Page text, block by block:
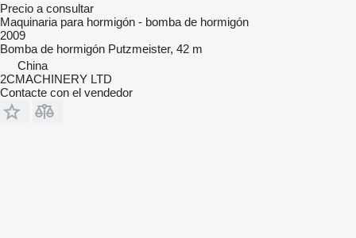
Precio a consultar
Maquinaria para hormigón - bomba de hormigón
2009
Bomba de hormigón Putzmeister, 42 m
China
2CMACHINERY LTD
Contacte con el vendedor